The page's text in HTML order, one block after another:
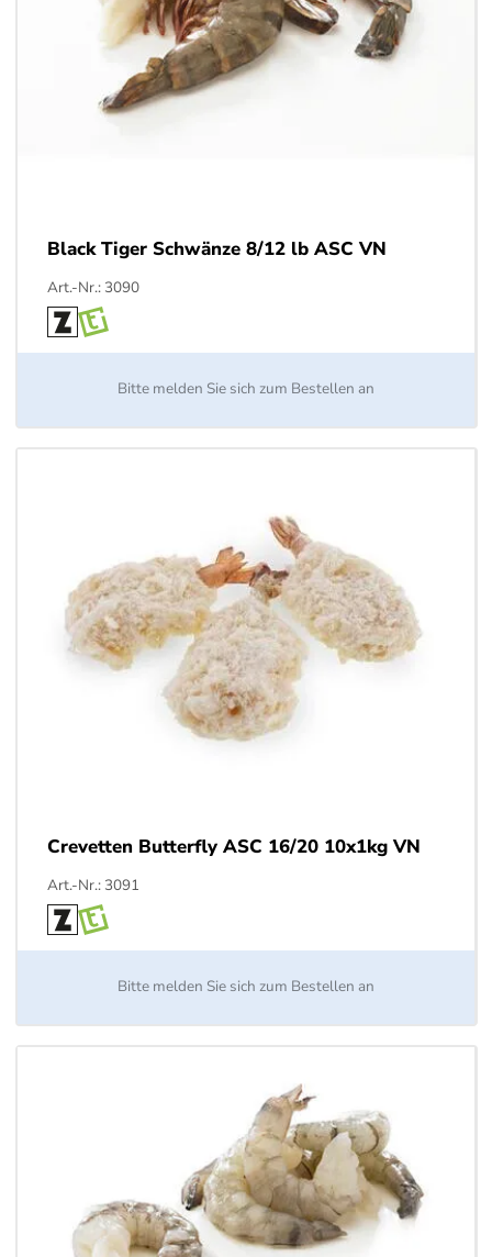
Black Tiger Schwänze 8/12 lb ASC VN
Art.-Nr.: 3090
Bitte melden Sie sich zum Bestellen an
Crevetten Butterfly ASC 16/20 10x1kg VN
Art.-Nr.: 3091
Bitte melden Sie sich zum Bestellen an